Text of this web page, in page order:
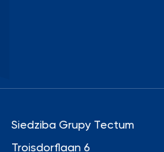
Siedziba Grupy Tectum
Troisdorflaan 6